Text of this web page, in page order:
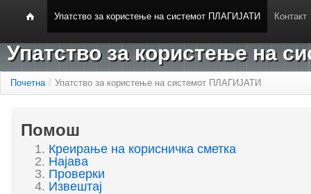
Упатство за користење на системот ПЛАГИЈАТИ Контакт
Упатство за користење на
Почетна / Упатство за користење на системот ПЛАГИЈАТИ
Помош
1. Креирање на корисничка сметка
2. Најава
3. Проверки
4. Извештај